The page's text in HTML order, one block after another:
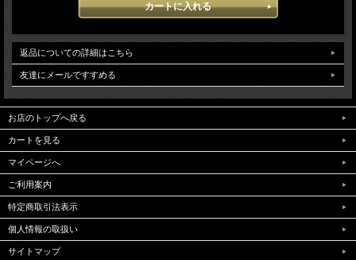
返品についての詳細はこちら
友達にメールですすめる
お店のトップへ戻る
カートを見る
マイページへ
ご利用案内
特定商取引法表示
個人情報の取扱い
サイトマップ